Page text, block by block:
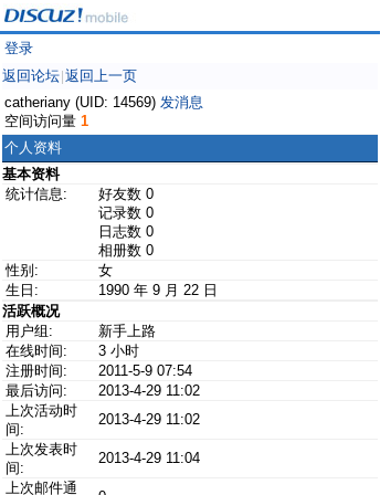
登录
返回论坛 返回上一页
catheriany (UID: 14569) 发消息
空间访问量 1
个人资料
基本资料
统计信息:
好友数 0
记录数 0
日志数 0
相册数 0
性别:
女
生日:
1990 年 9 月 22 日
活跃概况
用户组:
新手上路
在线时间:
3 小时
注册时间:
2011-5-9 07:54
最后访问:
2013-4-29 11:02
上次活动时
间:
2013-4-29 11:02
上次发表时
间:
2013-4-29 11:04
上次邮件通